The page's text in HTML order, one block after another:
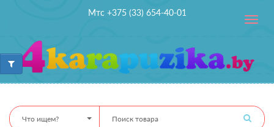
Мтс +375 (33) 654-40-01
Toggle
Что ищем?